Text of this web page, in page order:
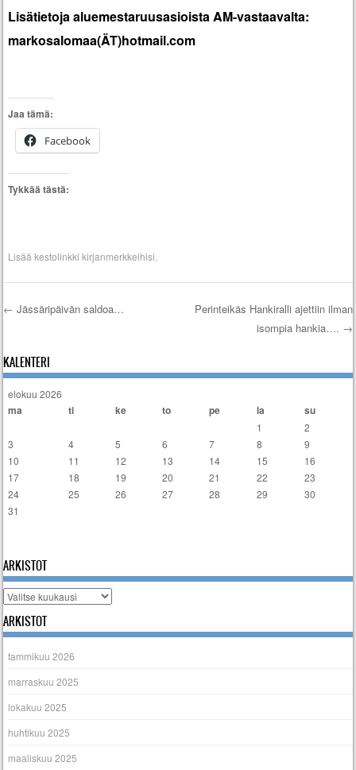
Lisätietoja aluemestaruusasioista AM-vastaavalta:
markosalomaa(ÄT)hotmail.com
Jaa tämä:
Facebook
Tykkää tästä:
Lisääkestolinkki kirjanmerkkeihisi.
← Jässäripäivän saldoa…
Perinteikäs Hankiralli ajettiin ilman
isompia hankia…. →
KALENTERI
elokuu 2026
ma ti ke to pe la su
1
2
3
4 5 6 7 8
9
10
11 12 13 14 15
16
17
18 19 20 21 22
23
24
25 26 27 28 29
30
31
ARKISTOT
Arkistot
ARKISTOT
tammikuu 2026
marraskuu 2025
lokakuu 2025
huhtikuu 2025
maaliskuu 2025